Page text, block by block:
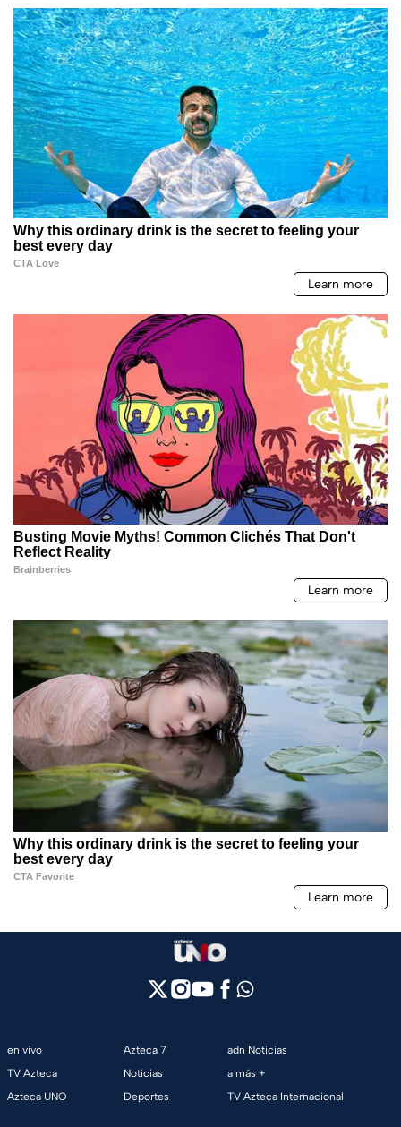
en vivo
TV Azteca
Azteca UNO
Azteca 7
Noticias
Deportes
adn Noticias
a más +
TV Azteca Internacional